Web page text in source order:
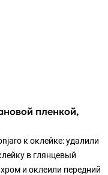
пленкой,
к оклейке: удалили
в глянцевый
и оклеили передний